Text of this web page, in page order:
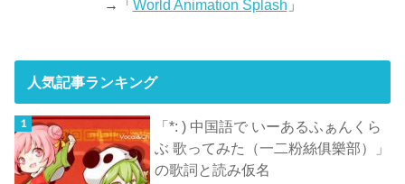
→「World Animation Splash 」
人気記事ランキング
「*: ) 中国語で いーあるふぁんくら
ぶ 歌ってみた（一二粉絲俱樂部）」
の歌詞と読み仮名